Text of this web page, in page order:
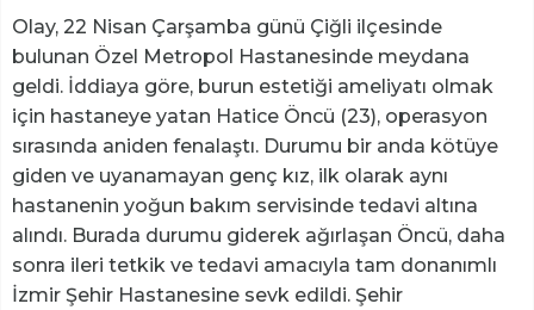
Olay, 22 Nisan Çarşamba günü Çiğli ilçesinde
bulunan Özel Metropol Hastanesinde meydana
geldi. İddiaya göre, burun estetiği ameliyatı olmak
için hastaneye yatan Hatice Öncü (23), operasyon
sırasında aniden fenalaştı. Durumu bir anda kötüye
giden ve uyanamayan genç kız, ilk olarak aynı
hastanenin yoğun bakım servisinde tedavi altına
alındı. Burada durumu giderek ağırlaşan Öncü, daha
sonra ileri tetkik ve tedavi amacıyla tam donanımlı
İzmir Şehir Hastanesine sevk edildi. Şehir